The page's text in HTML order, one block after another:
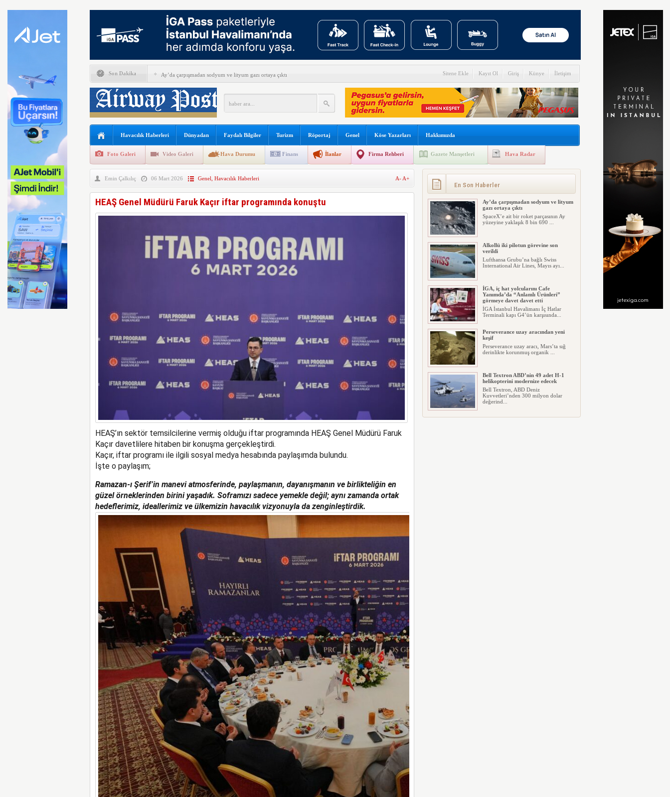
Son Dakika Ay’da çarpışmadan sodyum ve lityum gazı ortaya çıktı
Alkollü iki pilotun görevine son verildi
İGA, iç hat yolcularını Cafe Yanımda’da “Anlamlı Ürünleri” görmeye davet davet etti
Perseverance uzay aracından yeni keşif
Bell Textron ABD’nin 49 adet H-1 helikopterini modernize edecek
İberia Havayolu 12 Ağustos’ta özel uçuş yapacak
EasyJet kabin memurları greve gidiyor
Sitene Ekle Kayıt Ol Giriş Künye İletişim
Havacılık Haberleri Dünyadan Faydalı Bilgiler Turizm Röportaj Genel Köse Yazarları Hakkımızda
Foto Galeri Video Galeri Hava Durumu Finans İlanlar Firma Rehberi Gazete Manşetleri Hava Radar
Emin Çalkılıç 06 Mart 2026 Genel Havacılık Haberleri A- A+
HEAŞ Genel Müdürü Faruk Kaçır iftar programında konuştu
HEAŞ’ın sektör temsilcilerine vermiş olduğu iftar programında HEAŞ Genel Müdürü Faruk
Kaçır davetlilere hitaben bir konuşma gerçekleştirdi.
Kaçır, iftar programı ile ilgili sosyal medya hesabında paylaşımda bulundu.
İşte o paylaşım;
Ramazan-ı Şerif’in manevi atmosferinde, paylaşmanın, dayanışmanın ve birlikteliğin en
güzel örneklerinden birini yaşadık. Soframızı sadece yemekle değil; aynı zamanda ortak
hedeflerimiz, ideallerimiz ve ülkemizin havacılık vizyonuyla da zenginleştirdik.
En Son Haberler
Ay’da çarpışmadan sodyum ve lityum
gazı ortaya çıktı
SpaceX’e ait bir roket parçasının Ay
yüzeyine yaklaşık 8 bin 690 ...
Alkollü iki pilotun görevine son
verildi
Lufthansa Grubu’na bağlı Swiss
International Air Lines, Mayıs ayı...
İGA, iç hat yolcularını Cafe
Yanımda’da “Anlamlı Ürünleri”
görmeye davet davet etti
İGA İstanbul Havalimanı İç Hatlar
Terminali kapı G4’ün karşısında...
Perseverance uzay aracından yeni
keşif
Perseverance uzay aracı, Mars’ta sığ
derinlikte korunmuş organik ...
Bell Textron ABD’nin 49 adet H-1
helikopterini modernize edecek
Bell Textron, ABD Deniz
Kuvvetleri’nden 300 milyon dolar
değerind...
Hitit Bilişim 500’de Sektörel Yazılım